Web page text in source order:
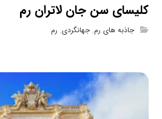
کلیسای سن جان لاتران رم
جاذبه های رم,جهانگردی, رم